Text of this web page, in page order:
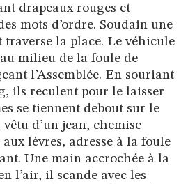
drapeaux rouges et
mots d’ordre. Soudain une
la place. Le véhicule
milieu de la foule de
l’Assemblée. En souriant
ils reculent pour le laisser
se tiennent debout sur le
vêtu d’un jean, chemise
lèvres, adresse à la foule
Une main accrochée à la
l’air, il scande avec les